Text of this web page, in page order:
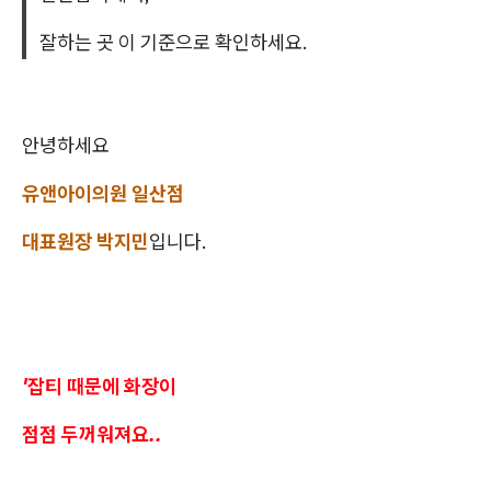
잘하는 곳 이 기준으로 확인하세요.
안녕하세요
유앤아이의원 일산점
대표원장 박지민입니다.
'잡티 때문에 화장이
점점 두꺼워져요..